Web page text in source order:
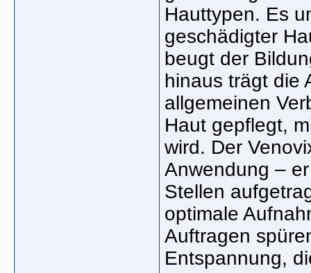
Hauttypen. Es
geschädigter
beugt der
hinaus trägt die
allgemeinen
Haut gepflegt,
wird. Der
Anwendung –
Stellen
optimale
Auftragen
Entspannung,